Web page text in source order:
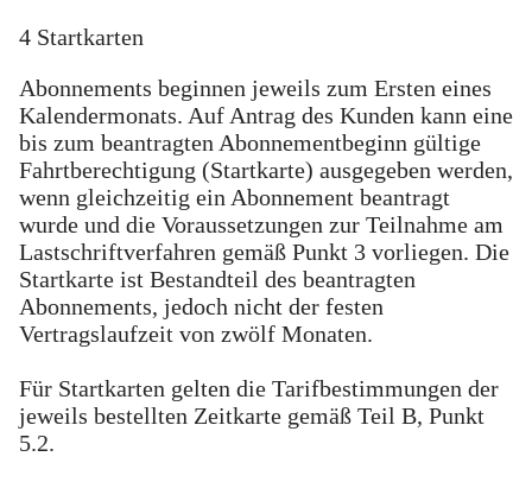
4 Startkarten
Abonnements beginnen jeweils zum Ersten eines
Kalendermonats. Auf Antrag des Kunden kann eine
bis zum beantragten Abonnementbeginn gültige
Fahrtberechtigung (Startkarte) ausgegeben werden,
wenn gleichzeitig ein Abonnement beantragt
wurde und die Voraussetzungen zur Teilnahme am
Lastschriftverfahren gemäß Punkt 3 vorliegen. Die
Startkarte ist Bestandteil des beantragten
Abonnements, jedoch nicht der festen
Vertragslaufzeit von zwölf Monaten.
Für Startkarten gelten die Tarifbestimmungen der
jeweils bestellten Zeitkarte gemäß Teil B, Punkt
5.2.